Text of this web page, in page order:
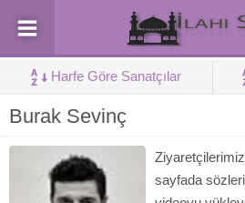
Harfe Göre Sanatçılar
Burak Sevinç
sayfada